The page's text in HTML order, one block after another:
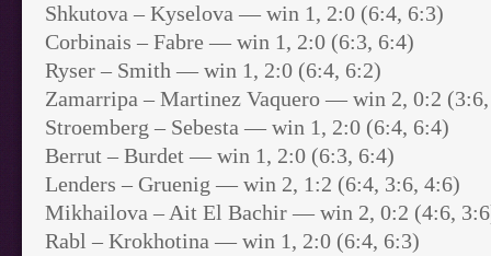
Shkutova – Kyselova — win 1, 2:0 (6:4, 6:3)
Corbinais – Fabre — win 1, 2:0 (6:3, 6:4)
Ryser – Smith — win 1, 2:0 (6:4, 6:2)
Zamarripa – Martinez Vaquero — win 2, 0:2
Stroemberg – Sebesta — win 1, 2:0 (6:4, 6:4)
Berrut – Burdet — win 1, 2:0 (6:3, 6:4)
Lenders – Gruenig — win 2, 1:2 (6:4, 3:6, 4:6)
Mikhailova – Ait El Bachir — win 2, 0:2 (4:6,
Rabl – Krokhotina — win 1, 2:0 (6:4, 6:3)